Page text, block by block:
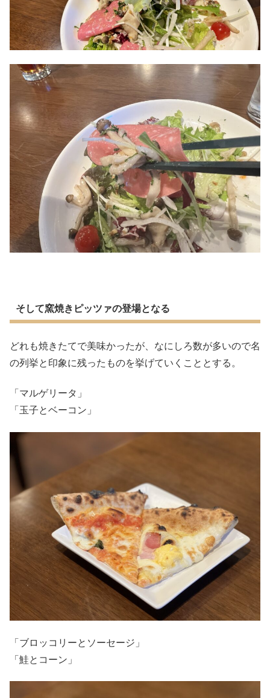
そして窯焼きピッツァの登場となる
どれも焼きたてで美味かったが、なにしろ数が多いので名
の列挙と印象に残ったものを挙げていくこととする。
「マルゲリータ」
「玉子とベーコン」
「ブロッコリーとソーセージ」
「鮭とコーン」